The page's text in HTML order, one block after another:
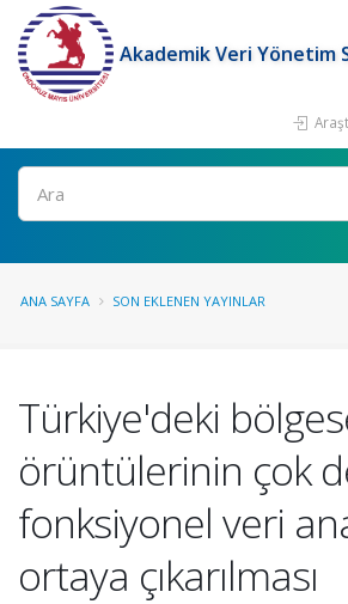
Akademik Veri Yönetim
Ara
ANA SAYFA SON EKLENEN YAYINLAR
Türkiye'deki
örüntülerinin çok
fonksiyonel veri
ortaya çıkarılması